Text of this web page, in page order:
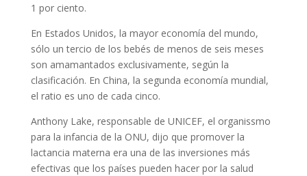
1 por ciento.
En Estados Unidos, la mayor economía del mundo,
sólo un tercio de los bebés de menos de seis meses
son amamantados exclusivamente, según la
clasificación. En China, la segunda economía mundial,
el ratio es uno de cada cinco.
Anthony Lake, responsable de UNICEF, el organissmo
para la infancia de la ONU, dijo que promover la
lactancia materna era una de las inversiones más
efectivas que los países pueden hacer por la salud